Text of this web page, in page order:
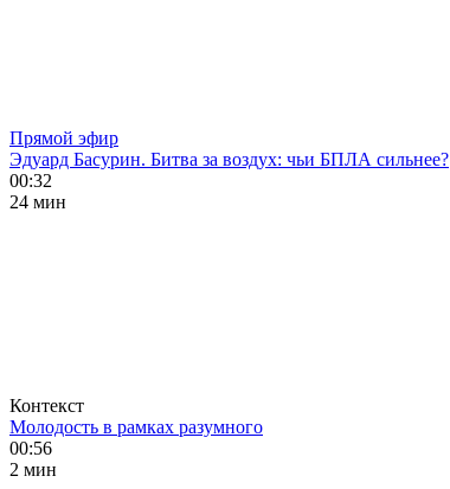
Прямой эфир
Эдуард Басурин. Битва за воздух: чьи БПЛА сильнее?
00:32
24 мин
Контекст
Молодость в рамках разумного
00:56
2 мин